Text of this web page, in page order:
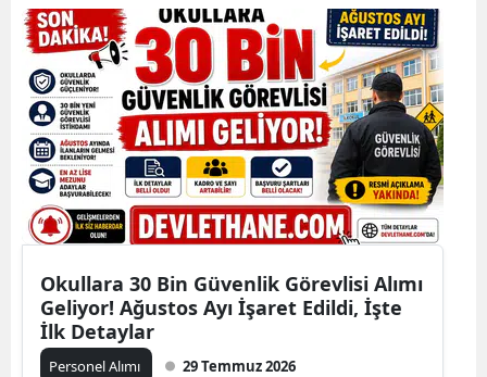
Okullara 30 Bin Güvenlik Görevlisi Alımı
Geliyor! Ağustos Ayı İşaret Edildi, İşte
İlk Detaylar
Personel Alımı 29 Temmuz 2026